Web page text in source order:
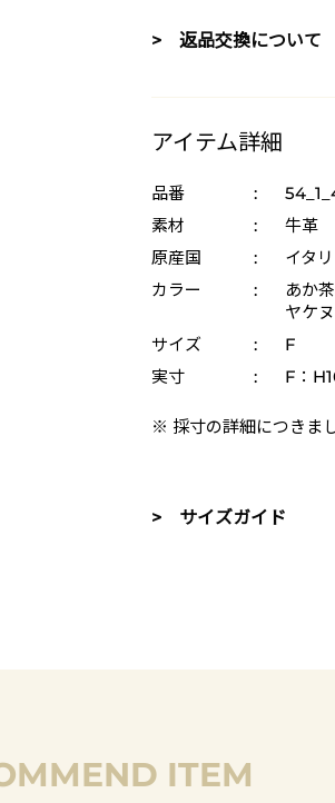
> 返品交換について
アイテム詳細
品番 :
素材
:
牛革
原産国
:
イタ
カラー
:
あか
ヤケ
サイズ
:
F
実寸
: F：
※ 採寸の詳細につきま
> サイズガイド
ITEM